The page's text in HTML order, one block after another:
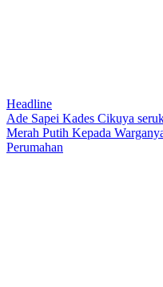
Headline
Ade Sapei Kades Cikuya
Merah Putih Kepada
Perumahan